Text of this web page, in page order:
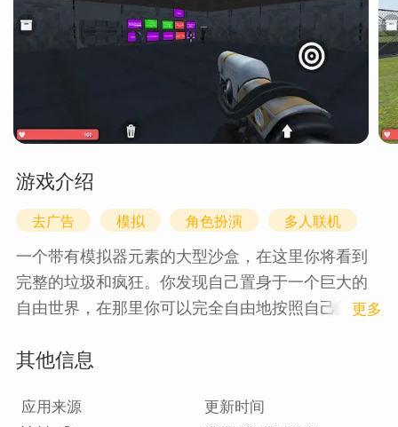
游戏介绍
去广告 模拟 角色扮演 多人联机
一个带有模拟器元素的大型沙盒，在这里你将看到
完整的垃圾和疯狂。你发现自己置身于一个巨大的
自由世界，在那里你可以完全自由地按照自己的愿
趣，并想出一些新颖的方法来获得积极的情绪。
1 更多
其他信息
应用来源
更新时间